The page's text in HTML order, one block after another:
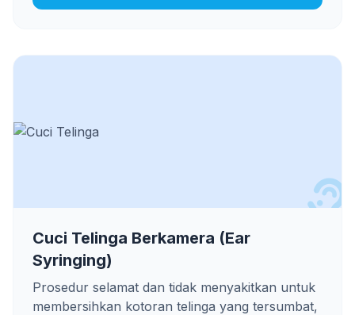
Cuci Telinga Berkamera (Ear
Syringing)
Prosedur selamat dan tidak menyakitkan untuk
membersihkan kotoran telinga yang tersumbat,